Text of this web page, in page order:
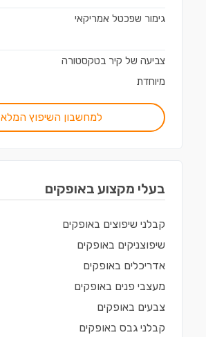
גימור שפכטל אמריקאי
צביעה של קיר בטקסטורה
מיוחדת
למחשבון השיפוץ המלא
בעלי מקצוע באופקים
קבלני שיפוצים באופקים
שיפוצניקים באופקים
אדריכלים באופקים
מעצבי פנים באופקים
צבעים באופקים
קבלני גבס באופקים